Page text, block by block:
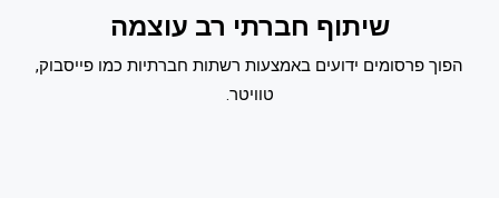
שיתוף חברתי רב עוצמה
הפוך פרסומים ידועים באמצעות רשתות חברתיות כמו פייסבוק,
טוויטר.